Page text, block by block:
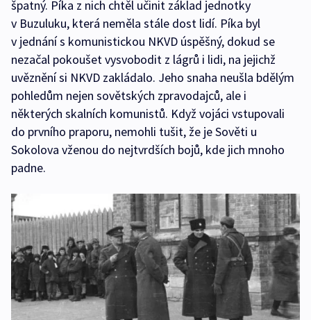
špatný. Píka z nich chtěl učinit základ jednotky
v Buzuluku, která neměla stále dost lidí. Píka byl
v jednání s komunistickou NKVD úspěšný, dokud se
nezačal pokoušet vysvobodit z lágrů i lidi, na jejichž
uvěznění si NKVD zakládalo. Jeho snaha neušla bdělým
pohledům nejen sovětských zpravodajců, ale i
některých skalních komunistů. Když vojáci vstupovali
do prvního praporu, nemohli tušit, že je Sověti u
Sokolova vženou do nejtvrdších bojů, kde jich mnoho
padne.